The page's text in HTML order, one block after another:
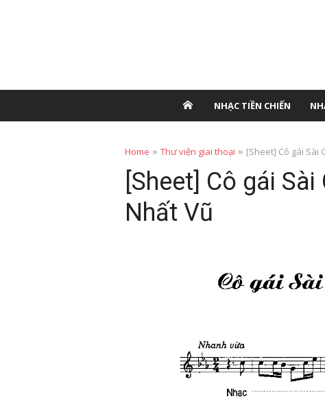
NHẠC TIỀN CHIẾN
Home » Thư viện giai thoại » [Sheet] Cô gái Sài
[Sheet] Cô gái
Nhất Vũ